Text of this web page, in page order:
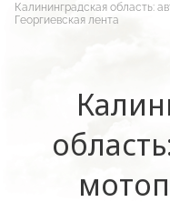
Калининградская область:
Георгиевская лента